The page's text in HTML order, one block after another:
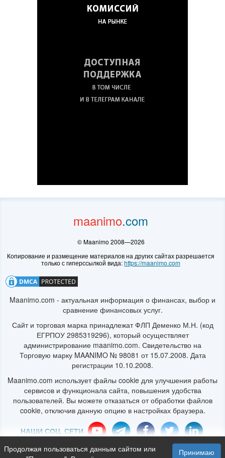
© Maanimo 2008—2026
https://maanimo.com
Maanimo.com - актуальная информация о финансах, выбор и
сравнение финансовых услуг.
Сайт и торговая марка принадлежат ФЛП Деменко М.Н. (код
ЕГРПОУ 2985319296), который осуществляет
администрирование maanimo.com. Свидетельство на
Торговую марку MAANIMO № 98081 от 15.07.2008. Дата
регистрации 10.10.2008.
Maanimo.com использует файлы cookie для улучшения работы
сервисов и функционала сайта, повышения удобства
пользователей. Вы можете отказаться от обработки файлов
cookie, отключив данную опцию в настройках браузера.
Принимаю
Продолжая пользоваться данным сайтом или